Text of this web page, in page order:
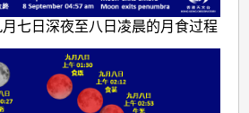
七日深夜至八日凌晨的月食过程